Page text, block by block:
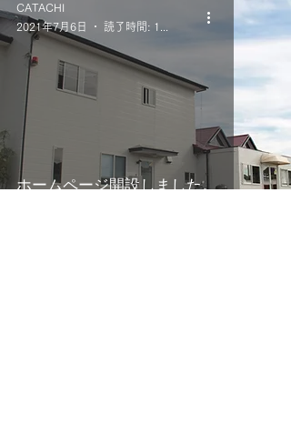
ホームページ開設しました。
CATACHI
2021年7月6日